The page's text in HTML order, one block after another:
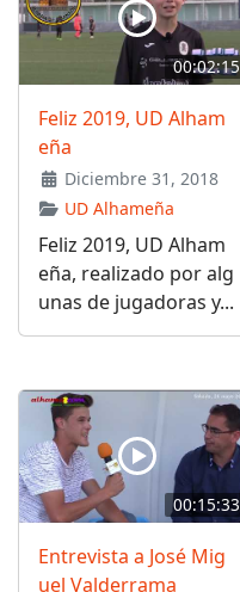
00:02:15
Feliz 2019, UD Alham
eña
Diciembre 31, 2018
UD Alhameña
Feliz 2019, UD Alham
eña, realizado por alg
unas de jugadoras y...
00:15:33
Entrevista a José Mig
uel Valderrama